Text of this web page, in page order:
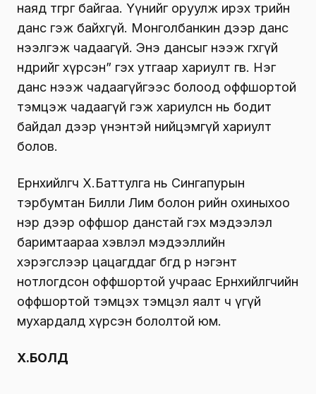
наяд төгрөг байгаа. Үүнийг оруулж ирэх төрийн
данс гэж байхгүй. Монголбанкин дээр данс
нээлгэж чадаагүй. Энэ дансыг нээж өгөхгүй
өнөөдрийг хүрсэн” гэх утгаар хариулт өгөв. Нэг
данс нээж чадаагүйгээс болоод оффшортой
тэмцэж чадаагүй гэж хариулсн нь бодит
байдал дээр үнэнтэй нийцэмгүй хариулт
болов.
Ерөнхийлөгч Х.Баттулга нь Сингапурын
тэрбумтан Билли Лим болон өөрийн охиныхоо
нэр дээр оффшор данстай гэх мэдээлэл
баримтаараа хэвлэл мэдээллийн
хэрэгслээр цацагддаг бөгөөд өөрөө нэгэнт
нотлогдсон оффшортой учраас Ерөнхийлөгчийн
оффшортой тэмцэх тэмцэл яалт ч үгүй
мухардалд хүрсэн бололтой юм.
Х.БОЛД